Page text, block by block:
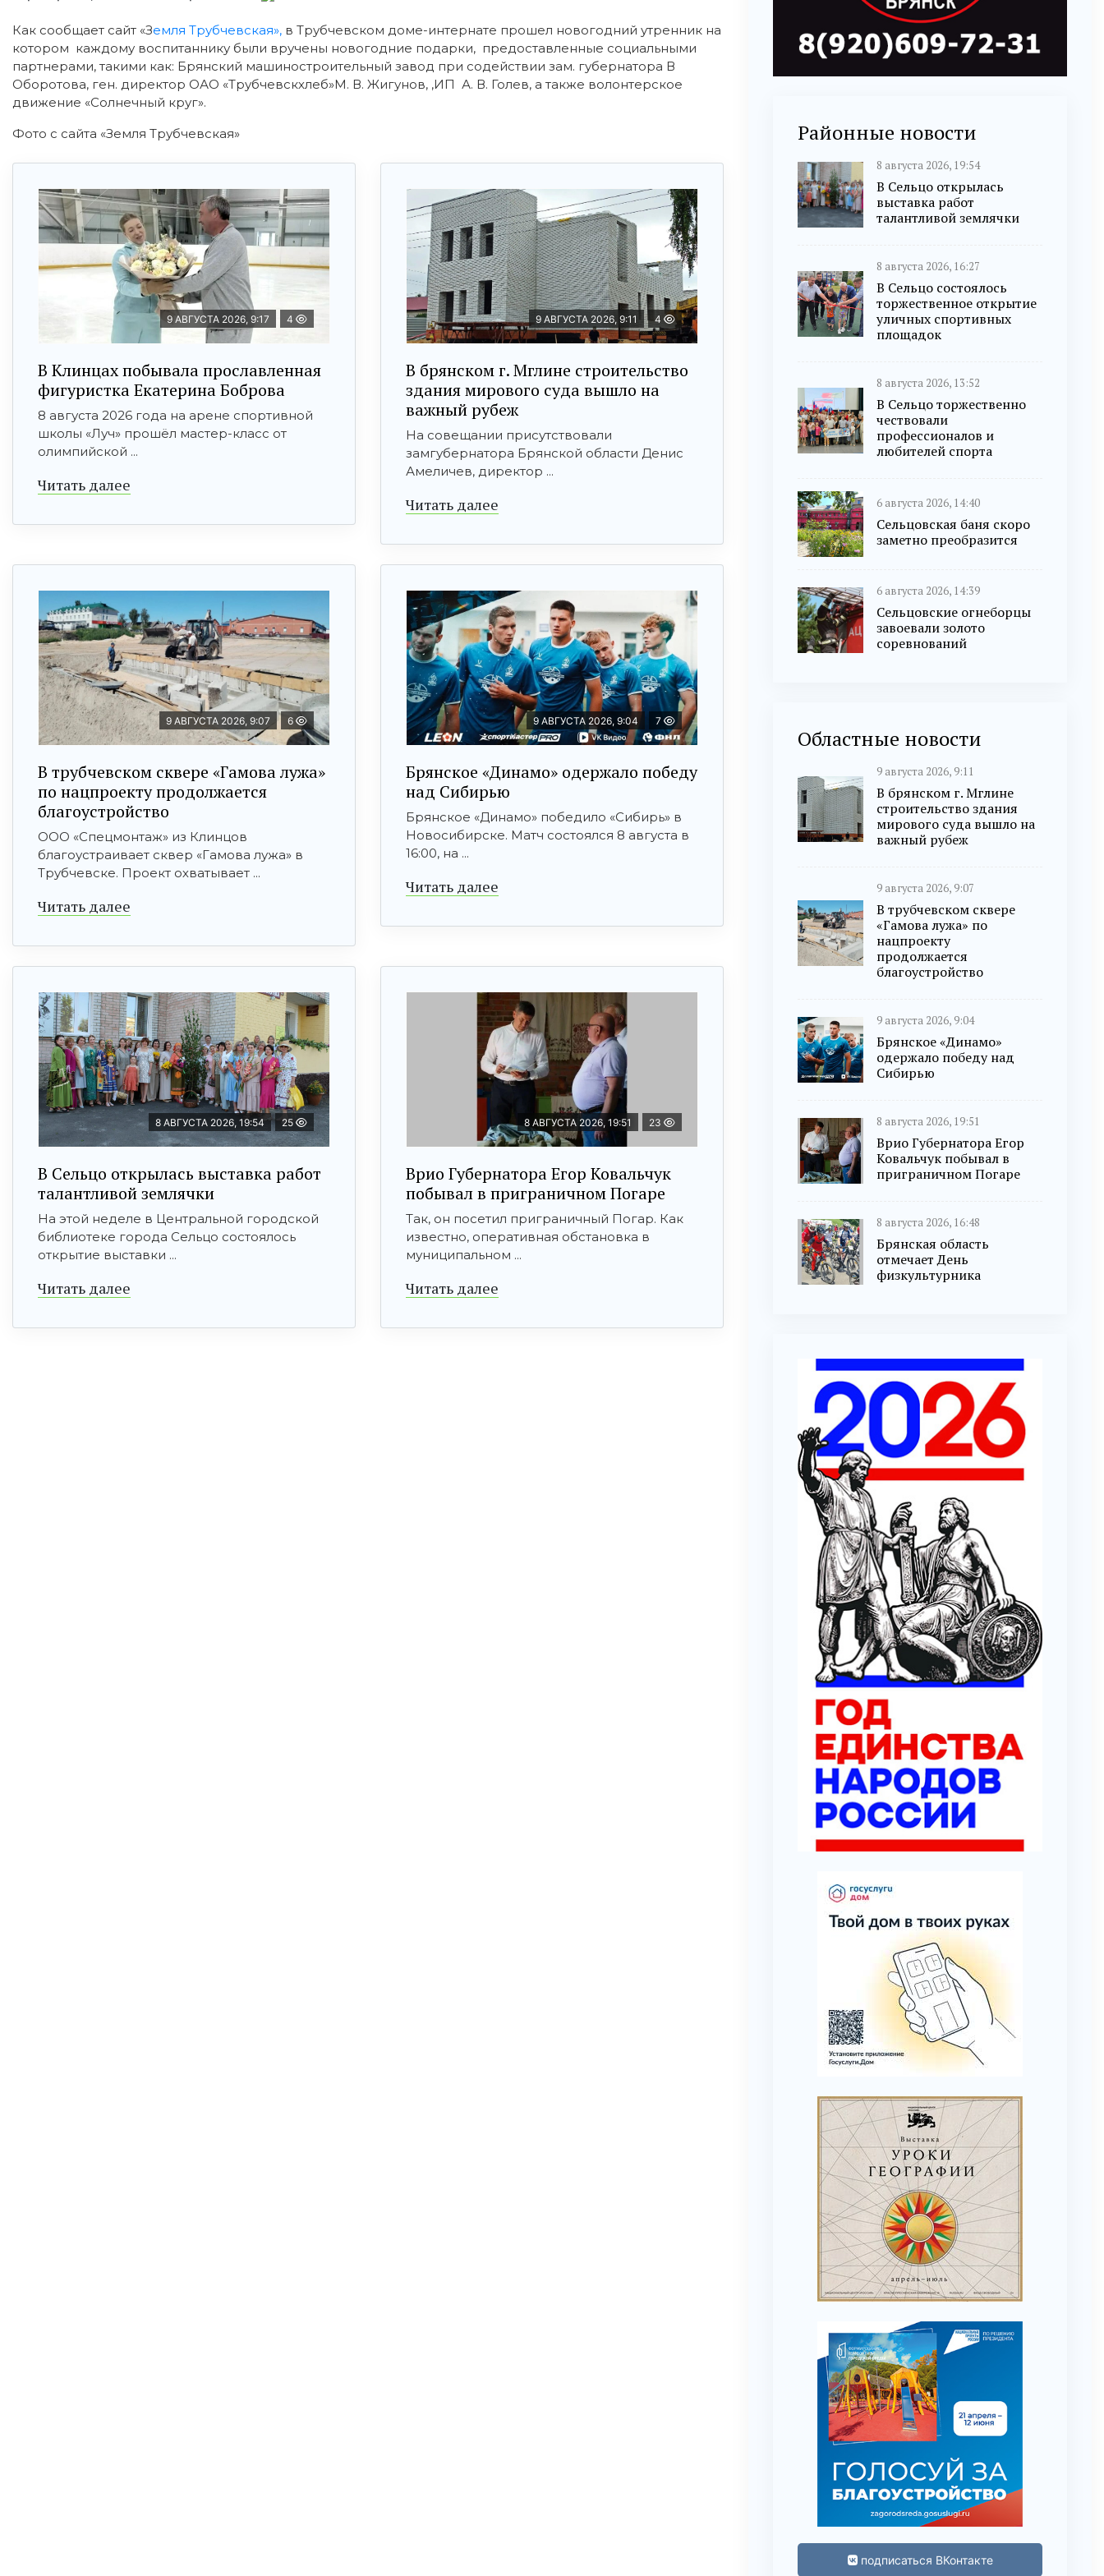
Как сообщает сайт «Земля Трубчевская», в Трубчевском доме-интернате прошел новогодний утренник на
котором каждому воспитаннику были вручены новогодние подарки, предоставленные социальными
партнерами, такими как: Брянский машиностроительный завод при содействии зам. губернатора В
Оборотова, ген. директор ОАО «Трубчевскхлеб»М. В. Жигунов, ,ИП А. В. Голев, а также волонтерское
движение «Солнечный круг».
Фото с сайта «Земля Трубчевская»
9 АВГУСТА 2026, 9:17 4
В Клинцах побывала прославленная
фигуристка Екатерина Боброва
8 августа 2026 года на арене спортивной
школы «Луч» прошёл мастер-класс от
олимпийской ...
Читать далее
9 АВГУСТА 2026, 9:11 4
В брянском г. Мглине строительство
здания мирового суда вышло на
важный рубеж
На совещании присутствовали
замгубернатора Брянской области Денис
Амеличев, директор ...
Читать далее
9 АВГУСТА 2026, 9:07 6
В трубчевском сквере «Гамова лужа»
по нацпроекту продолжается
благоустройство
ООО «Спецмонтаж» из Клинцов
благоустраивает сквер «Гамова лужа» в
Трубчевске. Проект охватывает ...
Читать далее
9 АВГУСТА 2026, 9:04 7
Брянское «Динамо» одержало победу
над Сибирью
Брянское «Динамо» победило «Сибирь» в
Новосибирске. Матч состоялся 8 августа в
16:00, на ...
Читать далее
8 АВГУСТА 2026, 19:54 25
В Сельцо открылась выставка работ
талантливой землячки
На этой неделе в Центральной городской
библиотеке города Сельцо состоялось
открытие выставки ...
Читать далее
8 АВГУСТА 2026, 19:51 23
Врио Губернатора Егор Ковальчук
побывал в приграничном Погаре
Так, он посетил приграничный Погар. Как
известно, оперативная обстановка в
муниципальном ...
Читать далее
Районные новости
8 августа 2026, 19:54
В Сельцо открылась
выставка работ
талантливой землячки
8 августа 2026, 16:27
В Сельцо состоялось
торжественное открытие
уличных спортивных
площадок
8 августа 2026, 13:52
В Сельцо торжественно
чествовали
профессионалов и
любителей спорта
6 августа 2026, 14:40
Сельцовская баня скоро
заметно преобразится
6 августа 2026, 14:39
Сельцовские огнеборцы
завоевали золото
соревнований
Областные новости
9 августа 2026, 9:11
В брянском г. Мглине
строительство здания
мирового суда вышло на
важный рубеж
9 августа 2026, 9:07
В трубчевском сквере
«Гамова лужа» по
нацпроекту
продолжается
благоустройство
9 августа 2026, 9:04
Брянское «Динамо»
одержало победу над
Сибирью
8 августа 2026, 19:51
Врио Губернатора Егор
Ковальчук побывал в
приграничном Погаре
8 августа 2026, 16:48
Брянская область
отмечает День
физкультурника
подписаться ВКонтакте